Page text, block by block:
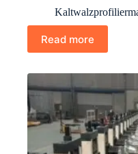
Read more